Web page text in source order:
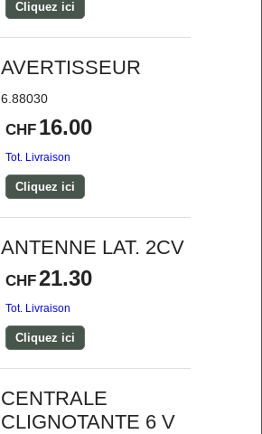
Cliquez ici
AVERTISSEUR
6.88030
CHF 16.00
Tot. Livraison
Cliquez ici
ANTENNE LAT. 2CV
CHF21.30
Tot. Livraison
Cliquez ici
CENTRALE
CLIGNOTANTE 6 V